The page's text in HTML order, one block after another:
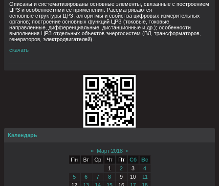
Описаны и систематизированы основные элементы, связанные с построением
ЦРЗ и особенностями ее применения. Рассматриваются
основные структуры ЦРЗ; алгоритмы и свойства цифровых измерительных
органов; построение основных функций ЦРЗ (токовые, токовые
направленные, дифференциальные, дистанционные и др.); особенности
выполнения ЦРЗ отдельных объектов энергосистем (ВЛ, трансформаторов,
генераторов, электродвигателей).
скачать
Календарь
« Март 2018 »
Пн
Вт Ср Чт Пт Сб
Вс
1
2 3
4
5
6 7 8 9 10
11